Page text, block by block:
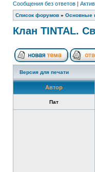
Сообщения без ответов |
Список форумов » Основные
Клан TINTAL.
Версия для печати
Автор
Пат